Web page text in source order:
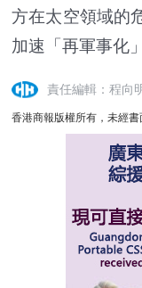
方在太空領域的
加速「再軍事化
責任編輯：程向
香港商報版權所有，未經書